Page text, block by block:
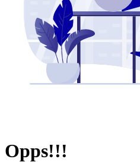
Opps!!!